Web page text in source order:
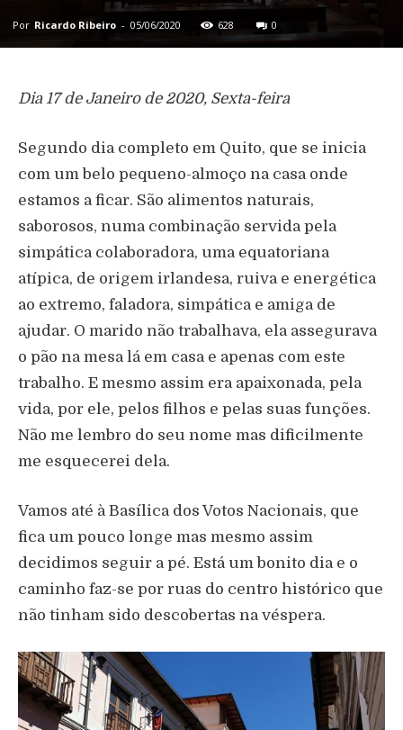
Por Ricardo Ribeiro - 05/06/2020 628 0
Dia 17 de Janeiro de 2020, Sexta-feira
Segundo dia completo em Quito, que se inicia
com um belo pequeno-almoço na casa onde
estamos a ficar. São alimentos naturais,
saborosos, numa combinação servida pela
simpática colaboradora, uma equatoriana
atípica, de origem irlandesa, ruiva e energética
ao extremo, faladora, simpática e amiga de
ajudar. O marido não trabalhava, ela assegurava
o pão na mesa lá em casa e apenas com este
trabalho. E mesmo assim era apaixonada, pela
vida, por ele, pelos filhos e pelas suas funções.
Não me lembro do seu nome mas dificilmente
me esquecerei dela.
Vamos até à Basílica dos Votos Nacionais, que
fica um pouco longe mas mesmo assim
decidimos seguir a pé. Está um bonito dia e o
caminho faz-se por ruas do centro histórico que
não tinham sido descobertas na véspera.